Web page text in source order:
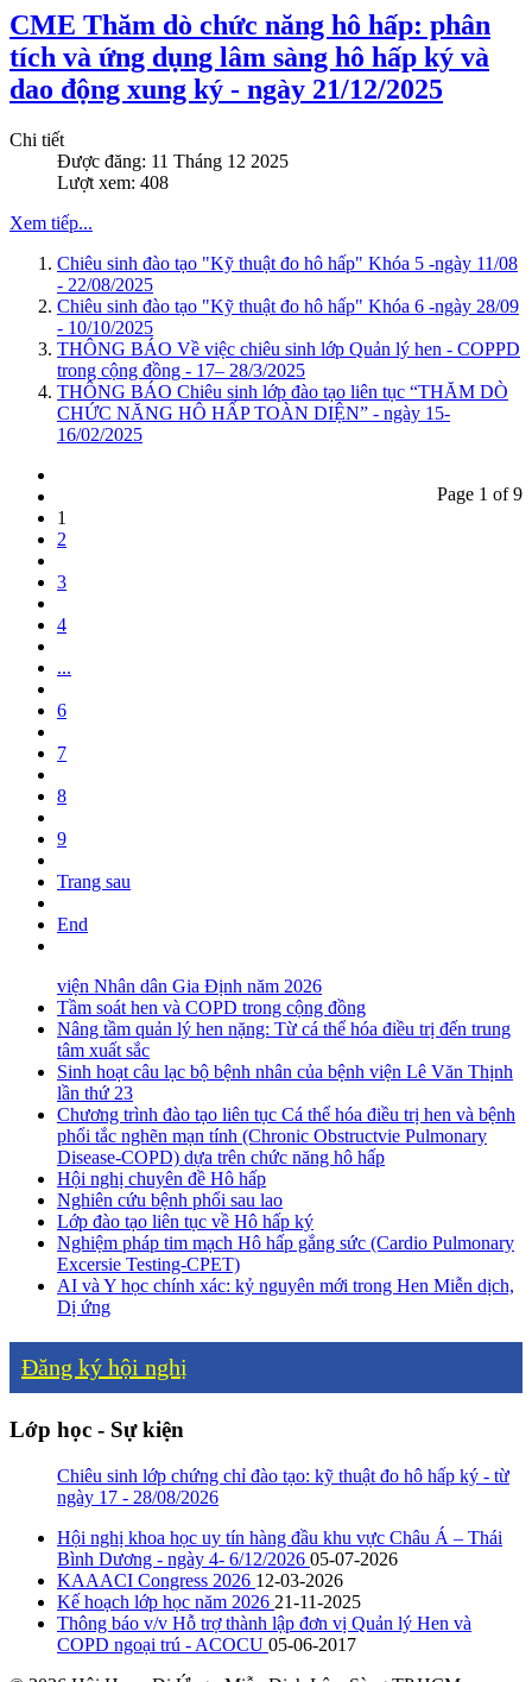
CME Thăm dò chức năng hô hấp: phân
tích và ứng dụng lâm sàng hô hấp ký và
dao động xung ký - ngày 21/12/2025
Chi tiết
Được đăng: 11 Tháng 12 2025
Lượt xem: 408
Xem tiếp...
Chiêu sinh đào tạo "Kỹ thuật đo hô hấp" Khóa 5 -ngày 11/08
- 22/08/2025
Chiêu sinh đào tạo "Kỹ thuật đo hô hấp" Khóa 6 -ngày 28/09
- 10/10/2025
THÔNG BÁO Về việc chiêu sinh lớp Quản lý hen - COPPD
trong cộng đồng - 17– 28/3/2025
THÔNG BÁO Chiêu sinh lớp đào tạo liên tục “THĂM DÒ
CHỨC NĂNG HÔ HẤP TOÀN DIỆN” - ngày 15-
16/02/2025
Page 1 of 9
1
2
3
4
...
6
7
8
9
Trang sau
End
viện Nhân dân Gia Định năm 2026
Tầm soát hen và COPD trong cộng đồng
Nâng tầm quản lý hen nặng: Từ cá thể hóa điều trị đến trung
tâm xuất sắc
Sinh hoạt câu lạc bộ bệnh nhân của bệnh viện Lê Văn Thịnh
lần thứ 23
Chương trình đào tạo liên tục Cá thể hóa điều trị hen và bệnh
phổi tắc nghẽn mạn tính (Chronic Obstructvie Pulmonary
Disease-COPD) dựa trên chức năng hô hấp
Hội nghị chuyên đề Hô hấp
Nghiên cứu bệnh phổi sau lao
Lớp đào tạo liên tục về Hô hấp ký
Nghiệm pháp tim mạch Hô hấp gắng sức (Cardio Pulmonary
Excersie Testing-CPET)
AI và Y học chính xác: kỷ nguyên mới trong Hen Miễn dịch,
Dị ứng
Đăng ký hội nghị
Lớp học - Sự kiện
Chiêu sinh lớp chứng chỉ đào tạo: kỹ thuật đo hô hấp ký - từ
ngày 17 - 28/08/2026
Hội nghị khoa học uy tín hàng đầu khu vực Châu Á – Thái
Bình Dương - ngày 4- 6/12/2026 05-07-2026
KAAACI Congress 2026 12-03-2026
Kế hoạch lớp học năm 2026 21-11-2025
Thông báo v/v Hỗ trợ thành lập đơn vị Quản lý Hen và
COPD ngoại trú - ACOCU 05-06-2017